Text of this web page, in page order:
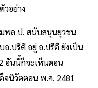
วอย่าง
มพล ป. สนับสนุนยุวชน
.ปรีดี อยู่ อ.ปรีดี ยังเป็น
อันนี้ก็จะเห็นตอน
จนิวัตตอน พ.ศ. 2481